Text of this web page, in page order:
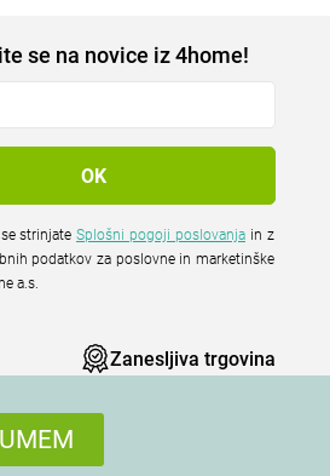
se na novice iz 4home!
strinjateSplošni pogoji poslovanja
podatkov za poslovne in marketinške
a.s.
Zanesljiva trgovina